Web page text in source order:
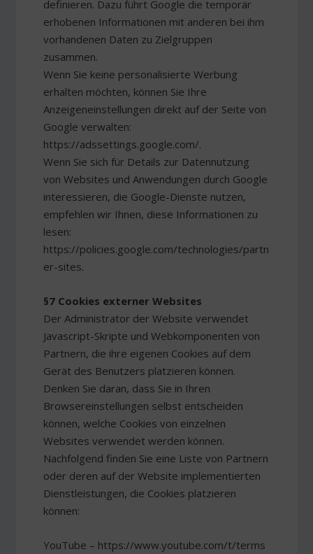
definieren. Dazu führt Google die temporär
erhobenen Informationen mit anderen bei ihm
vorhandenen Daten zu Zielgruppen
zusammen.
Wenn Sie keine personalisierte Werbung
erhalten möchten, können Sie Ihre
Anzeigeneinstellungen direkt auf der Seite von
Google verwalten:
https://adssettings.google.com/.
Wenn Sie sich für Details zur Datennutzung
von Websites und Anwendungen durch Google
interessieren, die Google-Dienste nutzen,
empfehlen wir Ihnen, diese Informationen zu
lesen:
https://policies.google.com/technologies/partn
er-sites.
§7 Cookies externer Websites
Der Administrator der Website verwendet
Javascript-Skripte und Webkomponenten von
Partnern, die ihre eigenen Cookies auf dem
Gerät des Benutzers platzieren können.
Denken Sie daran, dass Sie in Ihren
Browsereinstellungen selbst entscheiden
können, welche Cookies von einzelnen
Websites verwendet werden können.
Nachfolgend finden Sie eine Liste von Partnern
oder deren auf der Website implementierten
Dienstleistungen, die Cookies platzieren
können:
YouTube – https://www.youtube.com/t/terms